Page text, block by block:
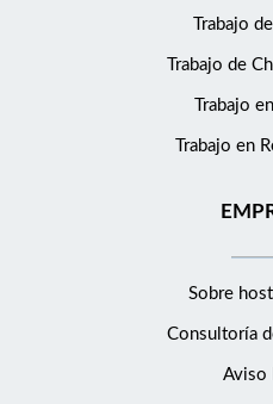
Trabajo
Trabajo de
Trabajo
Trabajo en
Sobre
Consultoría
Aviso